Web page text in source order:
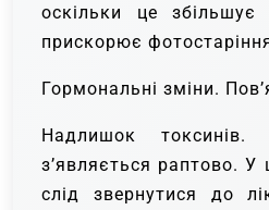
оскільки це
прискорює
Гормональні зміни.
Надлишок
з’являється раптово.
слід звернутися до